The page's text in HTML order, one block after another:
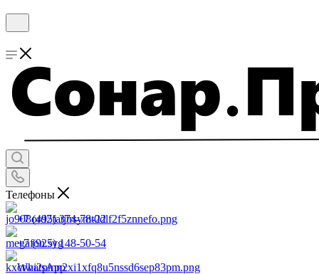
Телефоны
+7 (495) 374-78-22
+7 (925) 148-50-54
WhatsApp